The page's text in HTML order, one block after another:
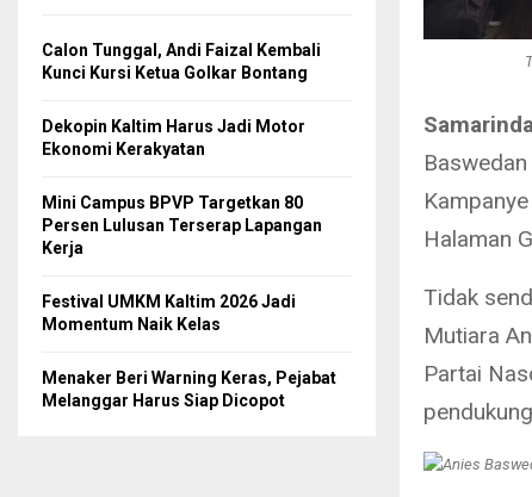
Halaman
Tidak
Mutiara
Partai
Calon Tunggal, Andi Faizal Kembali
Kunci Kursi Ketua Golkar Bontang
Dekopin Kaltim Harus Jadi Motor
Ekonomi Kerakyatan
Mini Campus BPVP Targetkan 80
Persen Lulusan Terserap Lapangan
Kerja
Festival UMKM Kaltim 2026 Jadi
Momentum Naik Kelas
Menaker Beri Warning Keras, Pejabat
Melanggar Harus Siap Dicopot